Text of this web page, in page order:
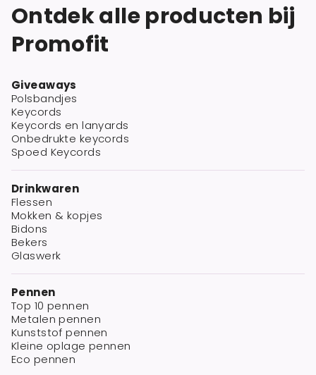
Ontdek alle producten bij
Promofit
Giveaways
Polsbandjes
Keycords
Keycords en lanyards
Onbedrukte keycords
Spoed Keycords
Drinkwaren
Flessen
Mokken & kopjes
Bidons
Bekers
Glaswerk
Pennen
Top 10 pennen
Metalen pennen
Kunststof pennen
Kleine oplage pennen
Eco pennen